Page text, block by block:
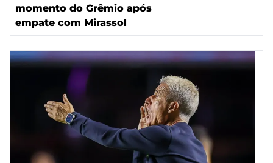
momento do Grêmio após
empate com Mirassol